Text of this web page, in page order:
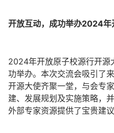
开放互动，成功举办2024年
2024年开放原子校源行开源
功举办。本次交流会吸引了
开源大使齐聚一堂，与会专
建、发展规划及实施策略，
外部专家资源提供了宝贵建议